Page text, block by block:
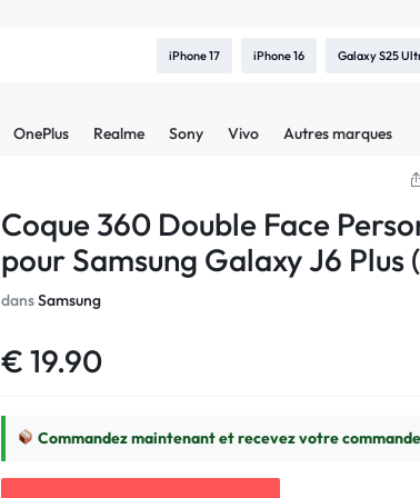
iPhone 17 iPhone 16 Galaxy S25
OnePlus Realme Sony Vivo Autres marques
Coque 360 Double Face
pour Samsung Galaxy J6 Plus
dansSamsung
€ 19.90
Commandez maintenant et recevez votre